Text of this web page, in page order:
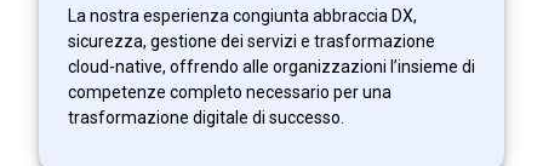
La nostra esperienza congiunta abbraccia DX,
sicurezza, gestione dei servizi e trasformazione
cloud-native, offrendo alle organizzazioni l’insieme di
competenze completo necessario per una
trasformazione digitale di successo.